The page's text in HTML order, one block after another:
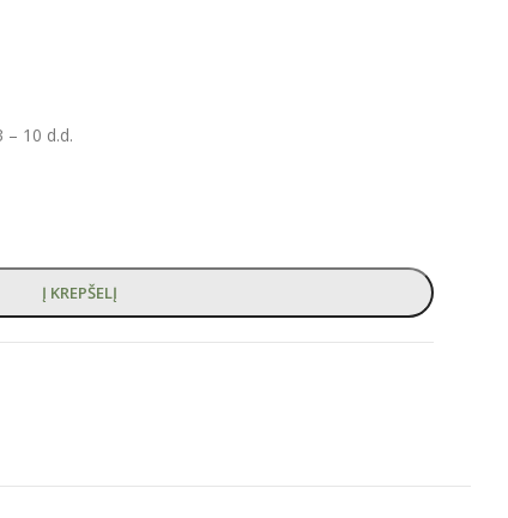
10 d.d.
Į KREPŠELĮ